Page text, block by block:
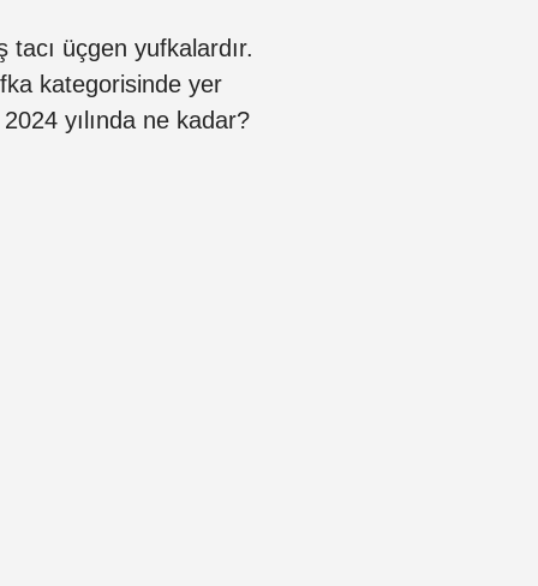
üçgen yufkalardır.
kategorisinde yer
yılında ne kadar?